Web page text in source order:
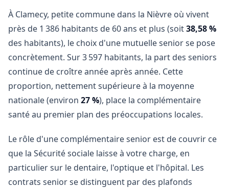
À Clamecy, petite commune dans la Nièvre où vivent
près de 1 386 habitants de 60 ans et plus (soit38,58 %
des habitants), le choix d'une mutuelle senior se pose
concrètement. Sur 3 597 habitants, la part des seniors
continue de croître année après année. Cette
proportion, nettement supérieure à la moyenne
nationale (environ 27 %), place la complémentaire
santé au premier plan des préoccupations locales.
Le rôle d'une complémentaire senior est de couvrir ce
que la Sécurité sociale laisse à votre charge, en
particulier sur le dentaire, l'optique et l'hôpital. Les
contrats senior se distinguent par des plafonds